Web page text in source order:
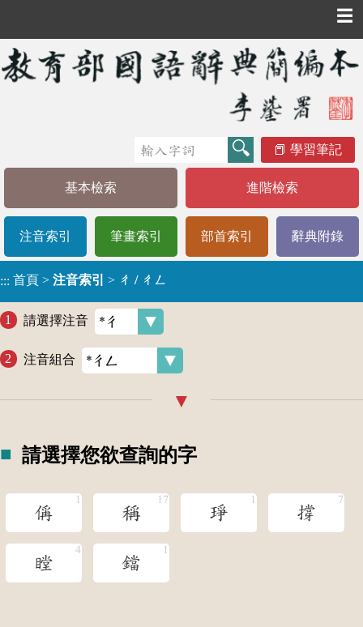
☰
學習筆記
基本檢索 進階檢索
注音索引 筆畫索引 部首索引 辭典附錄
::: 首頁 > 注音索引 > ㄔ / ㄔㄥ
請選擇注音
注音組合
請選擇您欲查詢的字
偁 稱 琤 撐
瞠 鐺